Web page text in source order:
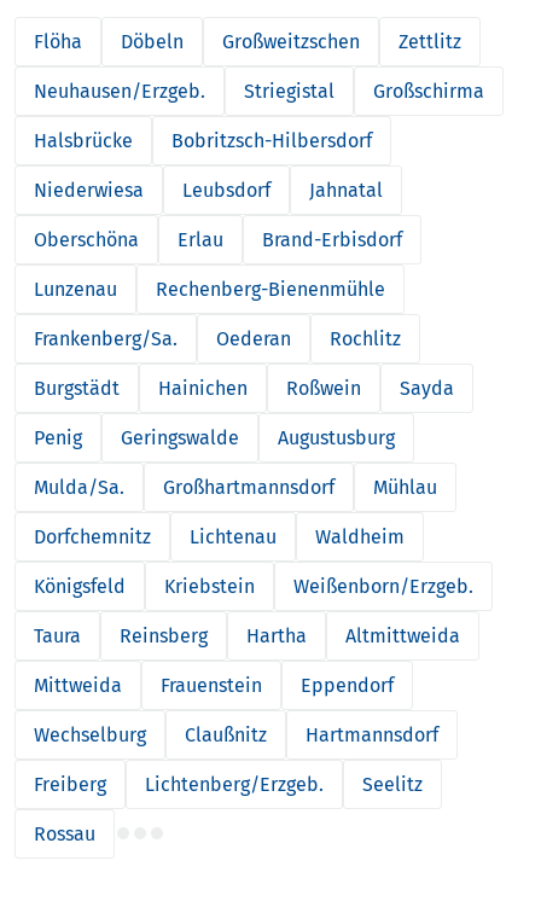
Flöha Döbeln Großweitzschen Zettlitz
Neuhausen/Erzgeb. Striegistal Großschirma
Halsbrücke Bobritzsch-Hilbersdorf
Niederwiesa Leubsdorf Jahnatal
Oberschöna Erlau Brand-Erbisdorf
Lunzenau Rechenberg-Bienenmühle
Frankenberg/Sa. Oederan Rochlitz
Burgstädt Hainichen Roßwein Sayda
Penig Geringswalde Augustusburg
Mulda/Sa. Großhartmannsdorf Mühlau
Dorfchemnitz Lichtenau Waldheim
Königsfeld Kriebstein Weißenborn/Erzgeb.
Taura Reinsberg Hartha Altmittweida
Mittweida Frauenstein Eppendorf
Wechselburg Claußnitz Hartmannsdorf
Freiberg Lichtenberg/Erzgeb. Seelitz
Rossau